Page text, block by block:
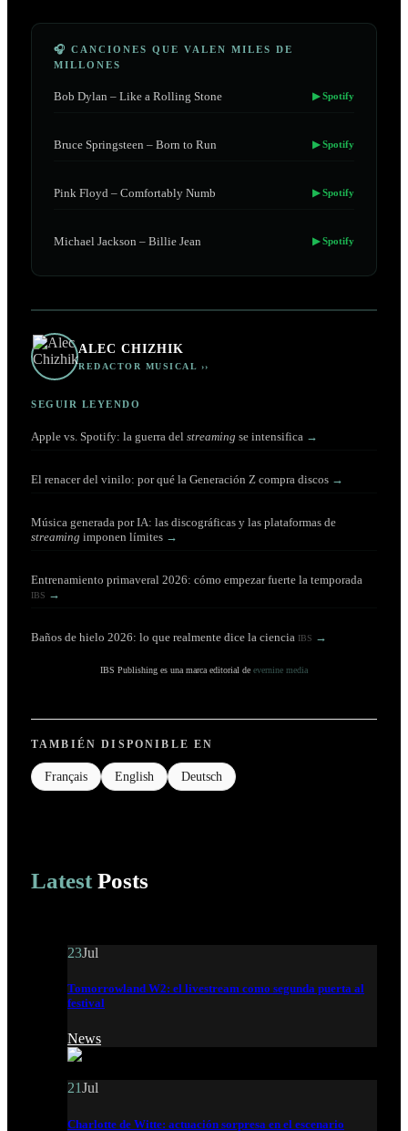
🎧 CANCIONES QUE VALEN MILES DE
MILLONES
Bob Dylan – Like a Rolling Stone ▶ Spotify
Bruce Springsteen – Born to Run ▶ Spotify
Pink Floyd – Comfortably Numb ▶ Spotify
Michael Jackson – Billie Jean ▶ Spotify
ALEC CHIZHIK
REDACTOR MUSICAL ››
SEGUIR LEYENDO
Apple vs. Spotify: la guerra del streaming se intensifica →
El renacer del vinilo: por qué la Generación Z compra discos →
Música generada por IA: las discográficas y las plataformas de
streaming imponen límites →
Entrenamiento primaveral 2026: cómo empezar fuerte la temporada
IBS →
Baños de hielo 2026: lo que realmente dice la ciencia IBS →
IBS Publishing es una marca editorial de evernine media
TAMBIÉN DISPONIBLE EN
Français English Deutsch
Latest Posts
23Jul
Tomorrowland W2: el livestream como segunda puerta al
festival
News
21Jul
Charlotte de Witte: actuación sorpresa en el escenario